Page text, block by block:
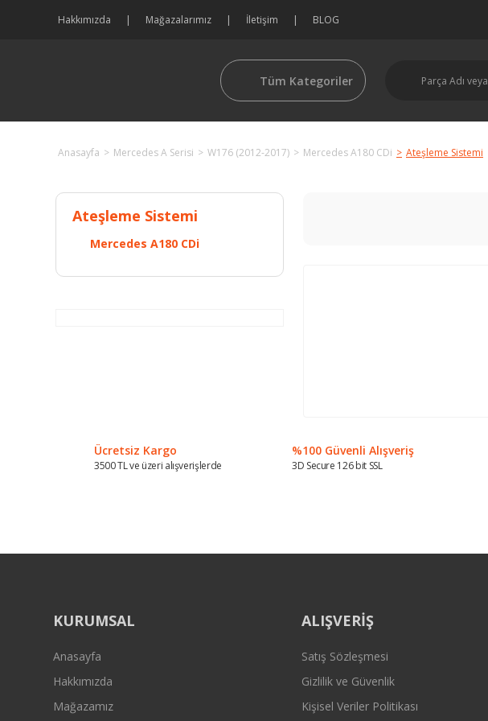
Hakkımızda Mağazalarımız İletişim BLOG
Tüm Kategoriler
Anasayfa Mercedes A Serisi W176 (2012-2017) Mercedes A180 CDi Ateşleme Sistemi
Ateşleme Sistemi
Mercedes A180 CDi
Ücretsiz Kargo
3500 TL ve üzeri alışverişlerde
%100 Güvenli Alışveriş
3D Secure 126 bit SSL
KURUMSAL
Anasayfa
Hakkımızda
Mağazamız
ALIŞVERİŞ
Satış Sözleşmesi
Gizlilik ve Güvenlik
Kişisel Veriler Politikası